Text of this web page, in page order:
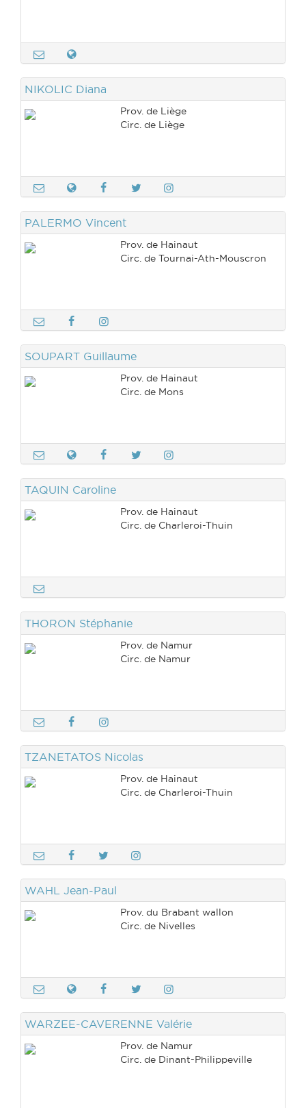
NIKOLIC Diana
Prov. de Liège
Circ. de Liège
PALERMO Vincent
Prov. de Hainaut
Circ. de Tournai-Ath-Mouscron
SOUPART Guillaume
Prov. de Hainaut
Circ. de Mons
TAQUIN Caroline
Prov. de Hainaut
Circ. de Charleroi-Thuin
THORON Stéphanie
Prov. de Namur
Circ. de Namur
TZANETATOS Nicolas
Prov. de Hainaut
Circ. de Charleroi-Thuin
WAHL Jean-Paul
Prov. du Brabant wallon
Circ. de Nivelles
WARZEE-CAVERENNE Valérie
Prov. de Namur
Circ. de Dinant-Philippeville